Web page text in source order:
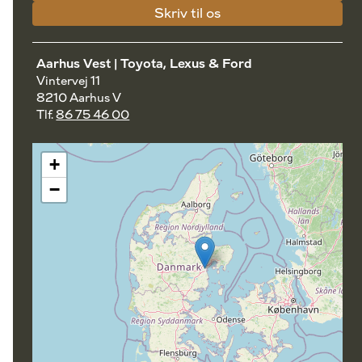
Skriv til os
Aarhus Vest | Toyota, Lexus & Ford
Vintervej 11
8210 Aarhus V
Tlf.86 75 46 00